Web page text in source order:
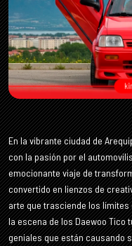
En la vibrante ciudad de
con la pasión por el
emocionante viaje de
convertido en lienzos de
arte que trasciende los
la escena de los Daewoo Tico
geniales que están causando